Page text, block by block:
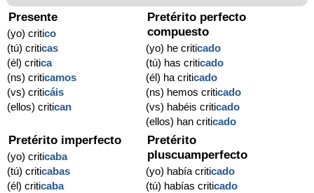
Presente
(yo) critico
(tú) criticas
(él) critica
(ns) criticamos
(vs) criticáis
(ellos) critican
Pretérito perfecto
compuesto
(yo) he criticado
(tú) has criticado
(él) ha criticado
(ns) hemos criticado
(vs) habéis criticado
(ellos) han criticado
Pretérito imperfecto
(yo) criticaba
(tú) criticabas
(él) criticaba
Pretérito
pluscuamperfecto
(yo) había criticado
(tú) habías criticado